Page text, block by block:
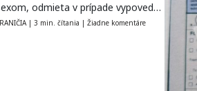
odmieta v prípade vypovedať
o…
| 3 min. čítania | Žiadne komentáre